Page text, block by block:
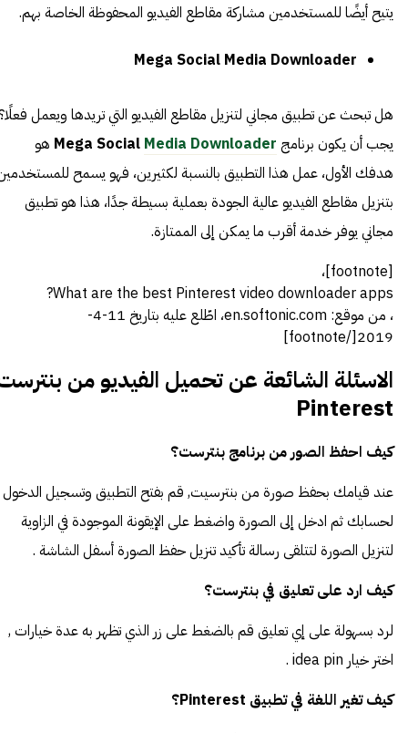
يتيح أيضًا للمستخدمين مشاركة مقاطع الفيديو المحفوظة الخاصة بهم.
Mega Social Media Downloader
هل تبحث عن تطبيق مجاني لتنزيل مقاطع الفيديو التي تريدها ويعمل
يجب أن يكون برنامج
Mega Social Media Downloader
هو
هدفك الأول، عمل هذا التطبيق بالنسبة لكثيرين، فهو يسمح
بتنزيل مقاطع الفيديو عالية الجودة بعملية بسيطة جدًا، هذا هو تطبيق
مجاني يوفر خدمة أقرب ما يمكن إلى الممتازة.
[footnote]،
What are the best Pinterest video downloader apps?
، من موقع: en.softonic.com، اطّلع عليه بتاريخ 11-4-
2019[/footnote]
الاسئلة الشائعة عن تحميل الفيديو من
Pinterest
كيف احفظ الصور من برنامج بنترست؟
عند قيامك بحفظ صورة من بنترسيت, قم بفتح التطبيق وتسجيل الدخول
لحسابك ثم ادخل إلى الصورة واضغط على الإيقونة الموجودة في الزاوية
لتنزيل الصورة لتتلقى رسالة تأكيد تنزيل حفظ الصورة أسفل الشاشة .
كيف ارد على تعليق في بنترست؟
لرد بسهولة على إي تعليق قم بالضغط على زر الذي تظهر به عدة خيارات ,
اختر خيار idea pin .
كيف تغير اللغة في تطبيق Pinterest؟